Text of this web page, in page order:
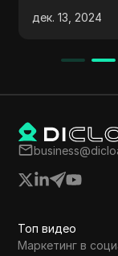
платформе
Binance или
Catly,
прибыли и
дек. 13, 2024
Топ видео
Маркетинг в